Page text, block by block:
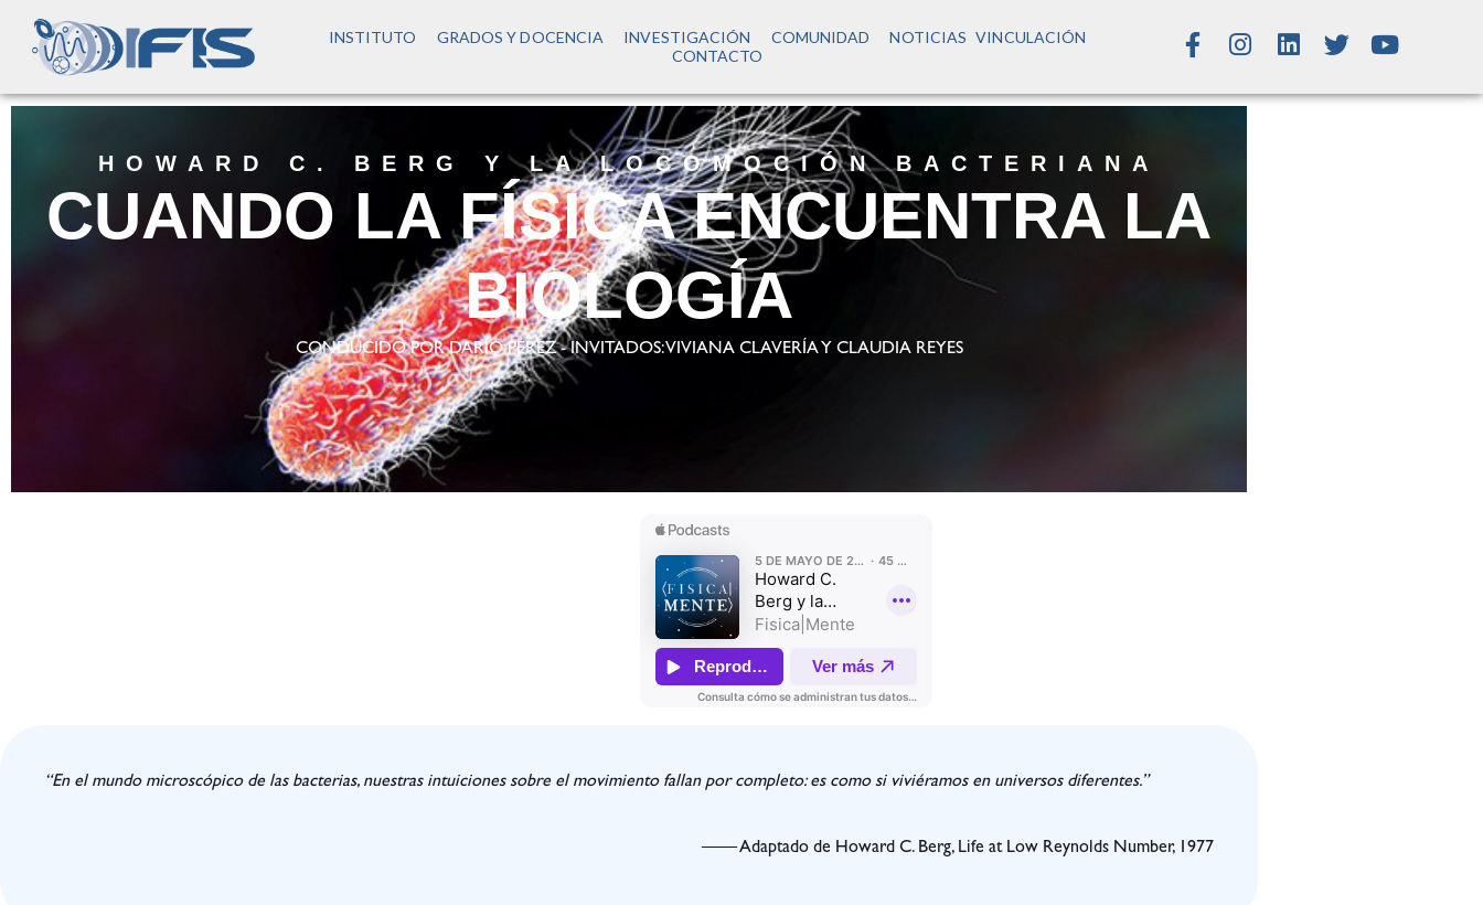
INSTITUTO GRADOS Y DOCENCIA INVESTIGACIÓN COMUNIDAD NOTICIAS VINCULACIÓN
CONTACTO
HOWARD C. BERG Y LA LOCOMOCIÓN BACTERIANA
CUANDO LA FÍSICA ENCUENTRA LA
BIOLOGÍA
CONDUCIDO POR DARÍO PÉREZ - INVITADOS: VIVIANA CLAVERÍA Y CLAUDIA REYES
“En el mundo microscópico de las bacterias, nuestras intuiciones sobre el movimiento fallan por completo: es como si viviéramos en universos diferentes.”
—— Adaptado de Howard C. Berg, Life at Low Reynolds Number, 1977